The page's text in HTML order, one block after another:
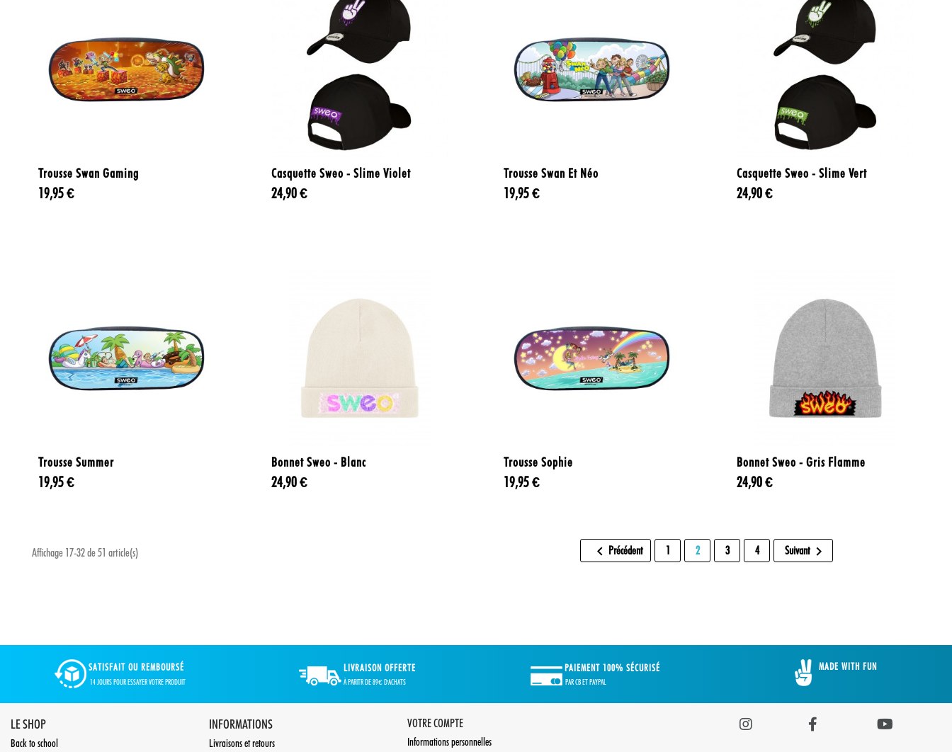
Trousse Swan Gaming
19,95 €
Aperçu rapide Casquette Sweo - Slime Violet
24,90 €
 Aperçu rapide Trousse Swan Et Néo
19,95 €
Aperçu rapide Casquette Sweo - Slime Vert
24,90 €
 Aperçu rapide
Trousse Summer
19,95 €
Aperçu rapide Bonnet Sweo - Blanc
24,90 €
Aperçu rapide Trousse Sophie
19,95 €
 Bonnet Sweo - Gris Flamme
24,90 €
Aperçu rapide
Affichage 17-32 de 51 article(s)  Précédent 1 2 3 4 Suivant 
SATISFAIT OU REMBOURSÉ
14 JOURS POUR ESSAYER VOTRE PRODUIT
LIVRAISON OFFERTE
À PARITR DE 89€ D'ACHATS
PAIEMENT 100% SÉCURISÉ
PAR CB ET PAYPAL
MADE WITH FUN
LE SHOP
Back to school
INFORMATIONS
Livraisons et retours
VOTRE COMPTE
Informations personnelles